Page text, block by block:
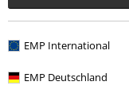
EMP International
EMP Deutschland